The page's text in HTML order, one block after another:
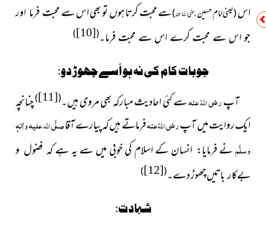
اس(یعنی امام حسینرضیاللہُعنہ)سے محبت کرتا ہوں تو بھی اس سےمحبت فرما اور
جو اس سے محبت کرے اس سے محبت فرما۔(
[10]
)
جوبات کام کی نہ ہو اُسے چھوڑ دو:
آپرضیاللہُعنہسے کئی احادیث مبارکہ بھیمروی ہیں۔(
[11]
)چنانچہ
ایک روایت میں آپرضیاللہُعنہفرماتے ہیں کہ پیارے آقاصلَّیاللہعلیہ واٰلہٖ
وسلَّمنے فرمایا: انسان کے اسلام کی خوبی میں سے یہ ہے کہ فضول و
بےکار باتیںچھوڑ دے۔(
[12]
)
شہادت: